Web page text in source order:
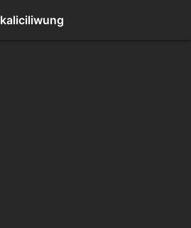
kaliciliwung